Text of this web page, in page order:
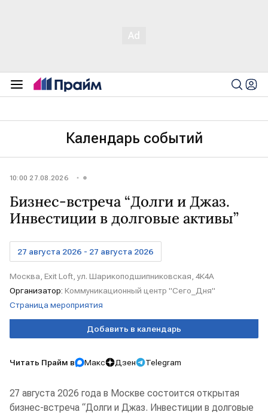
Календарь событий
10:00 27.08.2026
Бизнес-встреча “Долги и Джаз.
Инвестиции в долговые активы”
27 августа 2026 - 27 августа 2026
Москва, Exit Loft, ул. Шарикоподшипниковская, 4К4А
Организатор: Коммуникационный центр "Сего_Дня"
Страница мероприятия
Добавить в календарь
Читать Прайм в Макс Дзен Telegram
27 августа 2026 года в Москве состоится открытая
бизнес-встреча “Долги и Джаз. Инвестиции в долговые